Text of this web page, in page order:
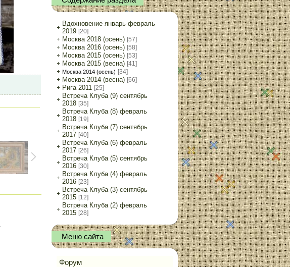
Вдохновение январь-февраль
2019 [20]
Москва 2018 (осень) [57]
Москва 2016 (осень) [58]
Москва 2015 (осень) [53]
Москва 2015 (весна) [41]
Москва 2014 (осень) [34]
Москва 2014 (весна) [66]
Рига 2011 [25]
Встреча Клуба (9) сентябрь
2018 [35]
Встреча Клуба (8) февраль
2018 [19]
Встреча Клуба (7) сентябрь
2017 [40]
Встреча Клуба (6) февраль
2017 [26]
Встреча Клуба (5) сентябрь
2016 [30]
Встреча Клуба (4) февраль
2016 [23]
Встреча Клуба (3) сентябрь
2015 [12]
Встреча Клуба (2) февраль
2015 [28]
Меню сайта
Форум